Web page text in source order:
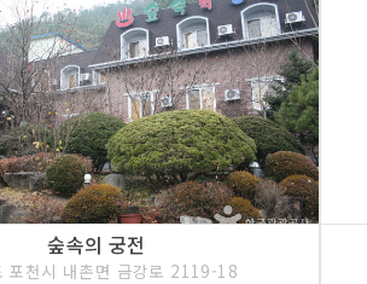
숲속의 궁전
포천시 내촌면 금강로 2119-18